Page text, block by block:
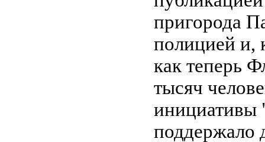
пригорода
полицией и,
как теперь
тысяч
инициативы
поддержало